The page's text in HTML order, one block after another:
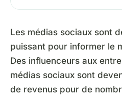
Les médias sociaux sont
puissant pour informer le
Des influenceurs aux
médias sociaux sont
de revenus pour de